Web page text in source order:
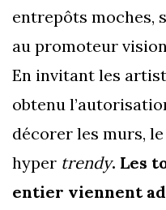
entrepôts moches,
au promoteur
En invitant les
obtenu
décorer les murs,
hyper trendy. Les
entier viennent